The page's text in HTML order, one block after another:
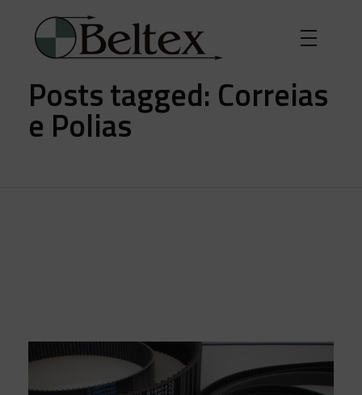
Correias e Polias
Posts tagged: Correias
e Polias